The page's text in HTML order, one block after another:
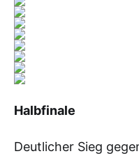
Halbfinale
Deutlicher Sieg